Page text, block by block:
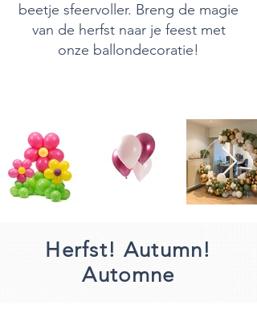
beetje sfeervoller. Breng de magie
van de herfst naar je feest met
onze ballondecoratie!
Herfst! Autumn!
Automne